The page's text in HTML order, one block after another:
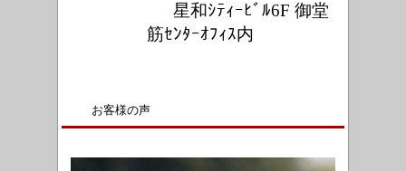
星和ｼﾃｨｰﾋﾞﾙ6F 御堂
筋ｾﾝﾀｰｵﾌｨｽ内
お客様の声